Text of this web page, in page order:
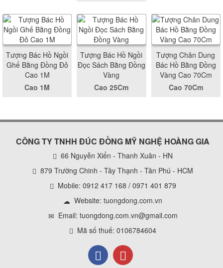
Tượng Bác Hồ Ngồi
Ghế Bằng Đồng Đỏ
Cao 1M
Cao 1M
Tượng Bác Hồ Ngồi
Đọc Sách Bằng Đồng
Vàng
Cao 25Cm
Tượng Chân Dung
Bác Hồ Bằng Đồng
Vàng Cao 70Cm
Cao 70Cm
CÔNG TY TNHH ĐÚC ĐỒNG MỸ NGHỆ HOÀNG GIA
66 Nguyễn Xiển - Thanh Xuân - HN
879 Trường Chinh - Tây Thạnh - Tân Phú - HCM
Mobile: 0912 417 168 / 0971 401 879
Website: tuongdong.com.vn
Email: tuongdong.com.vn@gmail.com
Mã số thuế: 0106784604